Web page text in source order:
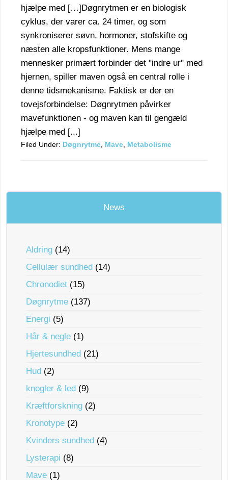
hjælpe med […]Døgnrytmen er en biologisk
cyklus, der varer ca. 24 timer, og som
synkroniserer søvn, hormoner, stofskifte og
næsten alle kropsfunktioner. Mens mange
mennesker primært forbinder det "indre ur" med
hjernen, spiller maven også en central rolle i
denne tidsmekanisme. Faktisk er der en
tovejsforbindelse: Døgnrytmen påvirker
mavefunktionen - og maven kan til gengæld
hjælpe med [...]
Filed Under: Døgnrytme Mave Metabolisme
News
Aldring (14)
Cellulær sundhed (14)
Chronodiet (15)
Døgnrytme (137)
Energi (5)
Hår & negle (1)
Hjertesundhed (21)
Hud (2)
knogler & led (9)
Kræftforskning (2)
Kronotype (2)
Kvinders sundhed (4)
Lysterapi (8)
Mave (1)